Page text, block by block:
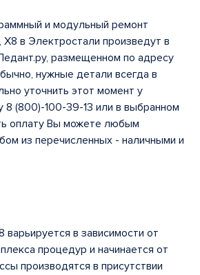
и модульный ремонт
X8 в Электростали произведут в
размещенном по адресу
нужные детали всегда в
уточнить этот момент у
8 (800)-100-39-13 или в выбранном
оплату Вы можете любым
из перечисленных - наличными и
варьируется в зависимости от
процедур и начинается от
производятся в присутствии